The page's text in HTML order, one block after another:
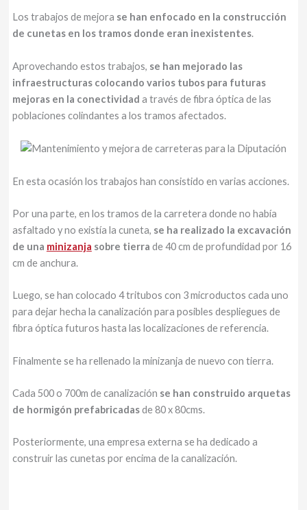
Los trabajos de mejora se han enfocado en la construcción
de cunetas en los tramos donde eran inexistentes.
Aprovechando estos trabajos, se han mejorado las
infraestructuras colocando varios tubos para futuras
mejoras en la conectividad a través de fibra óptica de las
poblaciones colindantes a los tramos afectados.
En esta ocasión los trabajos han consistido en varias acciones.
Por una parte, en los tramos de la carretera donde no había
asfaltado y no existía la cuneta, se ha realizado la excavación
de una minizanja sobre tierra de 40 cm de profundidad por 16
cm de anchura.
Luego, se han colocado 4 tritubos con 3 microductos cada uno
para dejar hecha la canalización para posibles despliegues de
fibra óptica futuros hasta las localizaciones de referencia.
Finalmente se ha rellenado la minizanja de nuevo con tierra.
Cada 500 o 700m de canalización se han construido arquetas
de hormigón prefabricadasde 80 x 80cms.
Posteriormente, una empresa externa se ha dedicado a
construir las cunetas por encima de la canalización.